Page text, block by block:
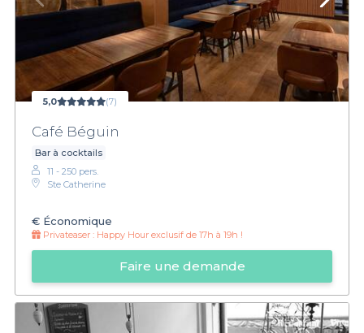
5,0 (7)
Café Béguin
Bar à cocktails
11 - 250 pers.
Ste Catherine
€ Économique
Privateaser : Happy Hour exclusif de 17h à 19h !
Faire une demande